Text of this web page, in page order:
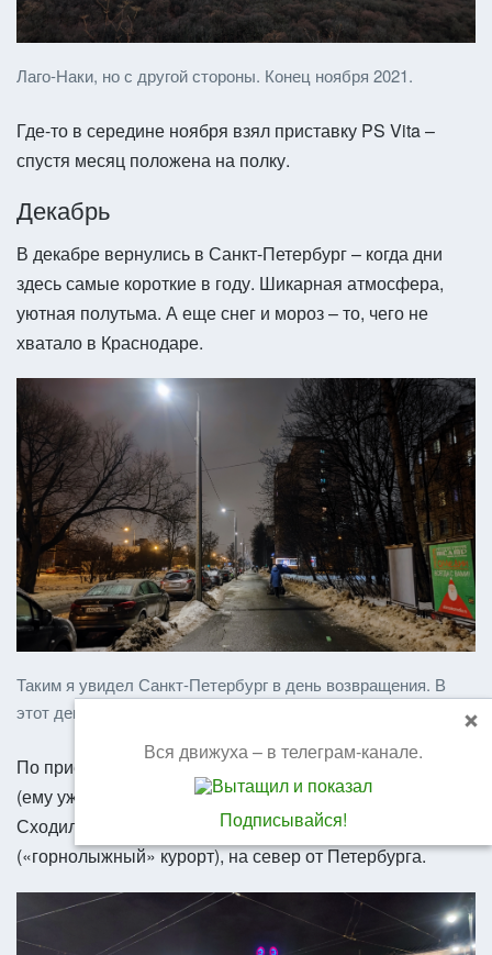
Лаго-Наки, но с другой стороны. Конец ноября 2021.
Где-то в середине ноября взял приставку PS Vita –
спустя месяц положена на полку.
Декабрь
В декабре вернулись в Санкт-Петербург – когда дни
здесь самые короткие в году. Шикарная атмосфера,
уютная полутьма. А еще снег и мороз – то, чего не
хватало в Краснодаре.
Таким я увидел Санкт-Петербург в день возвращения. В
этот день было +1, а через два дня стало уже –15 градусов.
По приезду сменил свой старый планшет LG G Pad 8.3
(ему уже шесть лет, с ума сойти) на Xiaomi Pad 5.
Сходил на новогодний корпоратив – ездили до Игоры
(«горнолыжный» курорт), на север от Петербурга.
Вся движуха – в телеграм-канале.
Подписывайся!